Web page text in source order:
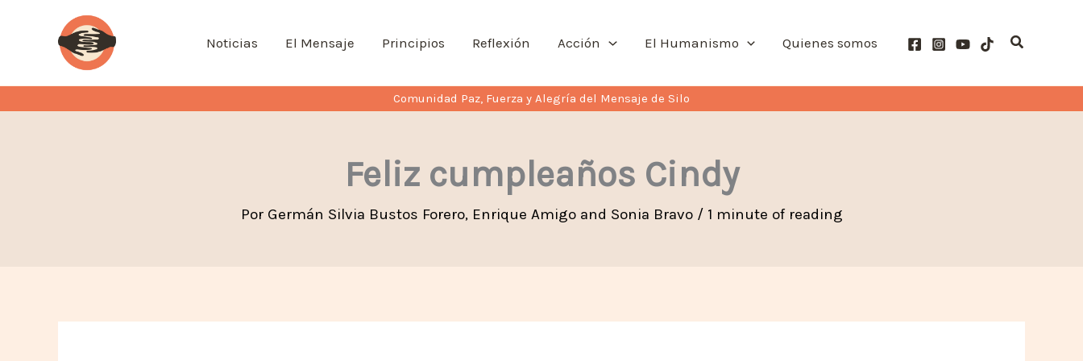
contenido
Noticias El Mensaje Principios Reflexión Acción El Humanismo Quienes somos Buscar
Comunidad Paz, Fuerza y Alegría del Mensaje de Silo
Feliz cumpleaños Cindy
Por Germán Silvia Bustos Forero, Enrique Amigoand Sonia Bravo / 1 minute of reading